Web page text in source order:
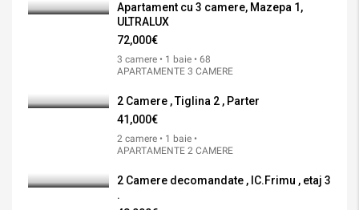
Apartament cu 3 camere, Mazepa 1,
ULTRALUX
72,000€
3 camere • 1 baie • 68
APARTAMENTE 3 CAMERE
2 Camere , Tiglina 2 , Parter
41,000€
2 camere • 1 baie •
APARTAMENTE 2 CAMERE
2 Camere decomandate , IC.Frimu , etaj 3
.